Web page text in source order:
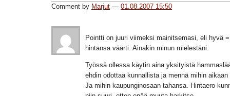
Comment by Marjut — 01.08.2007 15:50
Pointti on juuri viimeksi mainitsemasi, eli hyvä
hintansa väärti. Ainakin minun mielestäni.
Työssä ollessa käytin aina yksityistä
ehdin odottaa kunnallista ja mennä mihin
Ja mihin kaupunginosaan tahansa. Hintaero